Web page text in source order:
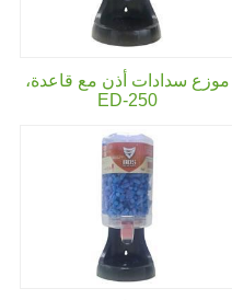
موزع سدادات أذن مع قاعدة،
ED-250